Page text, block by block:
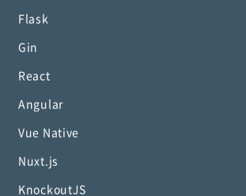
Flask
Gin
React
Angular
Vue Native
Nuxt.js
KnockoutJS